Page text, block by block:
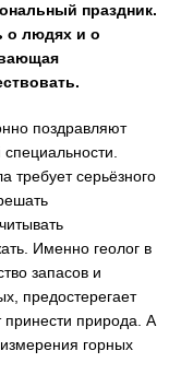
праздник.
о людях и о
поздравляют
требует серьёзного
Именно геолог в
запасов и
предостерегает
принести природа. А
горных